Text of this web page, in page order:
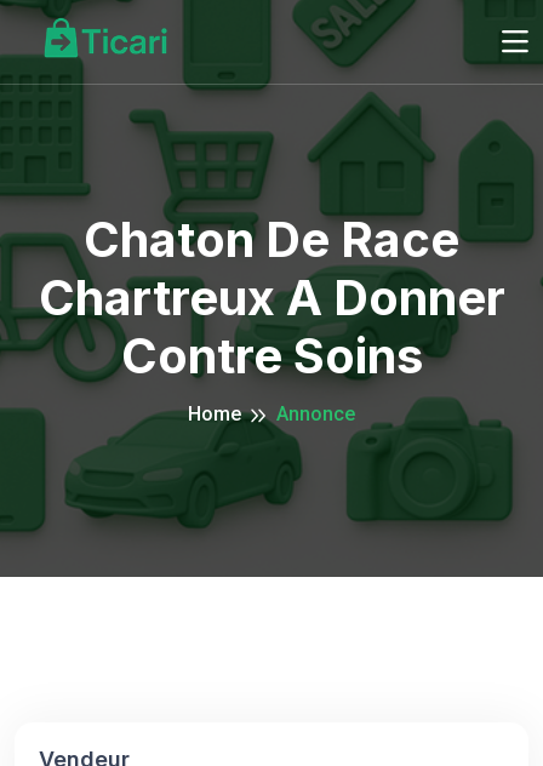
Chaton De Race
Chartreux A Donner
Contre Soins
Home Annonce
Vendeur